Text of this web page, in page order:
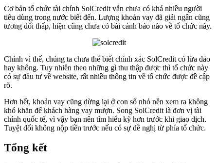
Cơ bản tổ chức tài chính SolCredit vẫn chưa có khá nhiều người
tiêu dùng trong nước biết đến. Lượng khoản vay đã giải ngân cũng
tương đối thấp, hiện cũng chưa có bài cảnh báo nào về tổ chức này.
Chính vì thế, chúng ta chưa thể biết chính xác SolCredit có lừa đảo
hay không. Tuy nhiên theo những gì thu thập được thì tổ chức này
có sự đầu tư về website, rất nhiều thông tin về tổ chức được đề cập
rõ.
Hơn hết, khoản vay cũng dừng lại ở con số nhỏ nên xem ra không
khó khăn để khách hàng vay mượn. Song SolCredit là đơn vị tài
chính quốc tế, vì vậy bạn nên tìm hiểu kỹ hơn trước khi giao dịch.
Tuyệt đối không nộp tiền trước nếu có sự đề nghị từ phía tổ chức.
Tổng kết